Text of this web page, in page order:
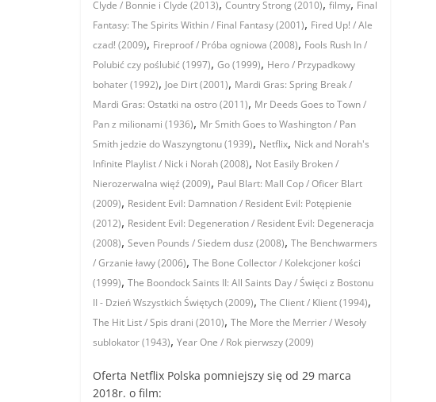
Clyde / Bonnie i Clyde (2013), Country Strong (2010), filmy, Final
Fantasy: The Spirits Within / Final Fantasy (2001), Fired Up! / Ale
czad! (2009), Fireproof / Próba ogniowa (2008), Fools Rush In /
Polubić czy poślubić (1997), Go (1999), Hero / Przypadkowy
bohater (1992), Joe Dirt (2001), Mardi Gras: Spring Break /
Mardi Gras: Ostatki na ostro (2011), Mr Deeds Goes to Town /
Pan z milionami (1936), Mr Smith Goes to Washington / Pan
Smith jedzie do Waszyngtonu (1939), Netflix, Nick and Norah's
Infinite Playlist / Nick i Norah (2008), Not Easily Broken /
Nierozerwalna więź (2009), Paul Blart: Mall Cop / Oficer Blart
(2009), Resident Evil: Damnation / Resident Evil: Potępienie
(2012), Resident Evil: Degeneration / Resident Evil: Degeneracja
(2008), Seven Pounds / Siedem dusz (2008), The Benchwarmers
/ Grzanie ławy (2006), The Bone Collector / Kolekcjoner kości
(1999), The Boondock Saints II: All Saints Day / Święci z Bostonu
II - Dzień Wszystkich Świętych (2009), The Client / Klient (1994),
The Hit List / Spis drani (2010), The More the Merrier / Wesoły
sublokator (1943), Year One / Rok pierwszy (2009)
Oferta Netflix Polska pomniejszy się od 29 marca
2018r. o film: